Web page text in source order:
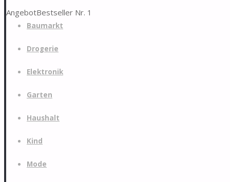
Zum
springen
Baumarkt
Drogerie
Elektronik
Garten
Haushalt
Kind
Mode
AngebotBestseller Nr. 1